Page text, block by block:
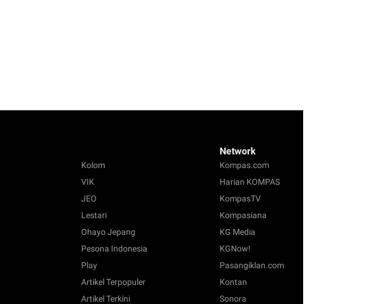
Kolom
VIK
JEO
Lestari
Ohayo Jepang
Pesona Indonesia
Play
Artikel Terpopuler
Artikel Terkini
Network
Kompas.com
Harian KOMPAS
KompasTV
Kompasiana
KG Media
KGNow!
Pasangiklan.com
Kontan
Sonora